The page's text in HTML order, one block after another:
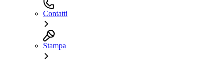
Contatti
Stampa